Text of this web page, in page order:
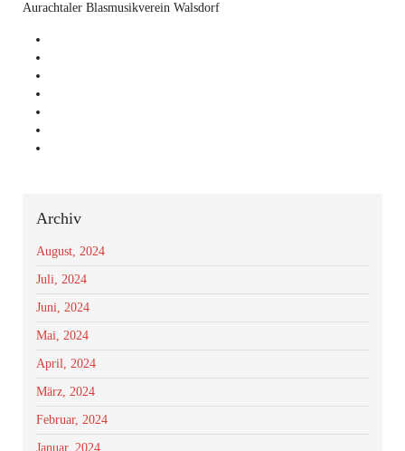
Aurachtaler Blasmusikverein Walsdorf
Archiv
August, 2024
Juli, 2024
Juni, 2024
Mai, 2024
April, 2024
März, 2024
Februar, 2024
Januar, 2024